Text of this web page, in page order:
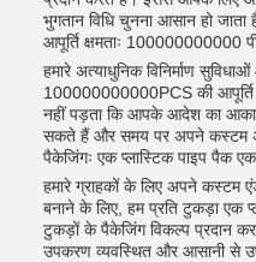
भुगतान विधि चुनना आसान हो जाता
आपूर्ति क्षमताः 100000000000
हमारे अत्याधुनिक विनिर्माण
100000000000PCS की आपूर्ति
नहीं पड़ता कि आपके आदेश का
सकते हैं और समय पर अपने कस्टम
पैकेजिंगः एक प्लास्टिक पाइप पैक
हमारे ग्राहकों के लिए अपने कस्टम
बनाने के लिए, हम प्रति टुकड़ा एक
टुकड़ों के पैकेजिंग विकल्प प्रदान
उपकरण व्यवस्थित और आसानी से